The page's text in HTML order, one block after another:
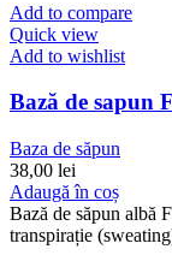
Add to compare
Quick view
Add to wishlist
Bază de sapun
Baza de săpun
38,00 lei
Adaugă în coș
Bază de săpun albă
transpirație